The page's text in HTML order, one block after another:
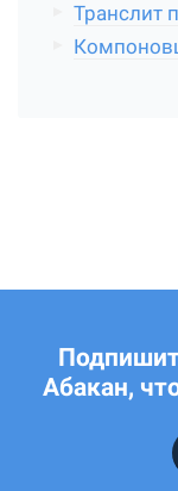
Транслит
Абакан,